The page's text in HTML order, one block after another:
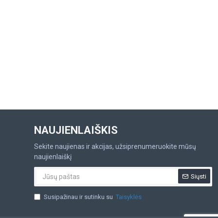
NAUJIENLAIŠKIS
Sekite naujienas ir akcijas, užsiprenumeruokite mūsų
naujienlaiškį
Siųsti
Susipažinau ir sutinku su Taisyklės